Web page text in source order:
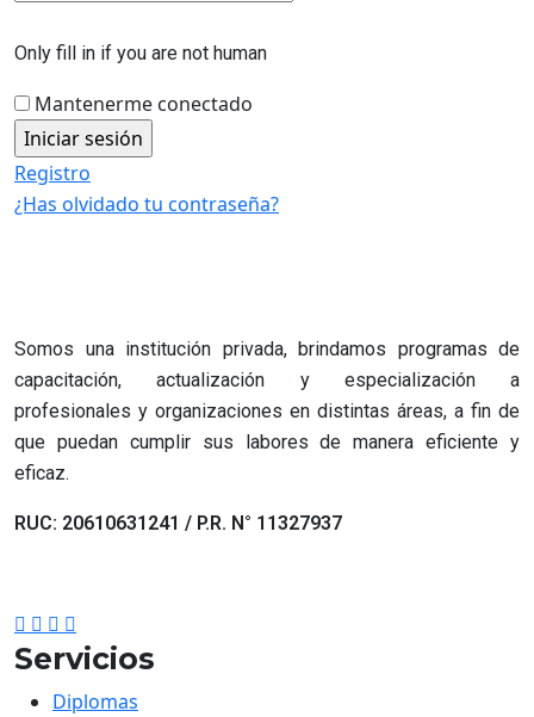
Only fill in if you are not human
Mantenerme conectado
Registro
¿Has olvidado tu contraseña?
Somos una institución privada, brindamos programas de
capacitación, actualización y especialización a
profesionales y organizaciones en distintas áreas, a fin de
que puedan cumplir sus labores de manera eficiente y
eficaz.
RUC: 20610631241 / P.R. N° 11327937
Servicios
Diplomas